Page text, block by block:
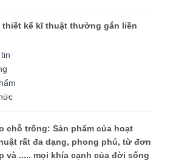
thiết kế kĩ thuật thường gắn liền
chỗ trống: Sản phẩm của hoạt
rất đa dạng, phong phú, từ đơn
và ..... mọi khía cạnh của đời sống